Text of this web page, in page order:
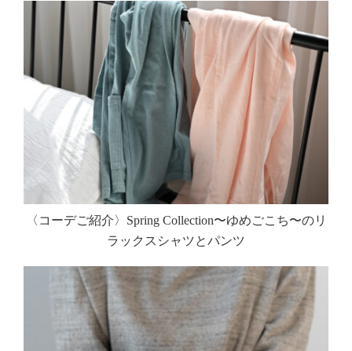
〈コーデご紹介〉Spring Collection〜ゆめごこち〜のリ
ラックスシャツとパンツ